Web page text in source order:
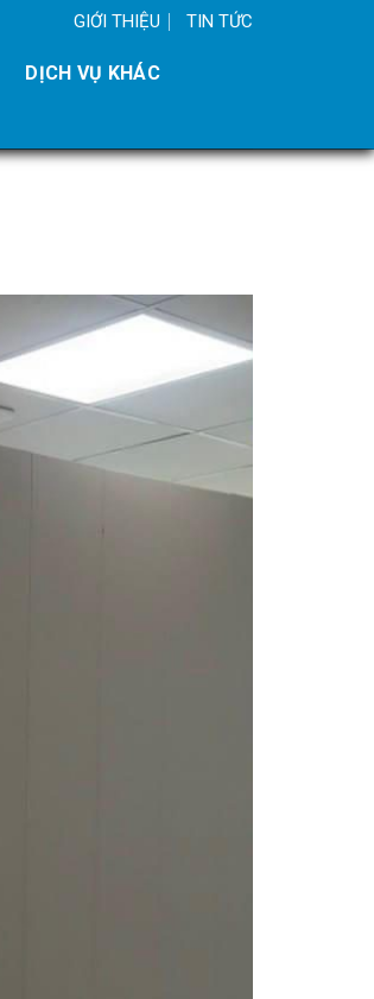
GIỚI THIỆU TIN TỨC
DỊCH VỤ KHÁC